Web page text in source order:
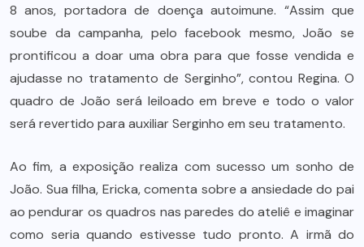
8 anos, portadora de doença autoimune. “Assim que
soube da campanha, pelo facebook mesmo, João se
prontificou a doar uma obra para que fosse vendida e
ajudasse no tratamento de Serginho”, contou Regina. O
quadro de João será leiloado em breve e todo o valor
será revertido para auxiliar Serginho em seu tratamento.
Ao fim, a exposição realiza com sucesso um sonho de
João. Sua filha, Ericka, comenta sobre a ansiedade do pai
ao pendurar os quadros nas paredes do ateliê e imaginar
como seria quando estivesse tudo pronto. A irmã do